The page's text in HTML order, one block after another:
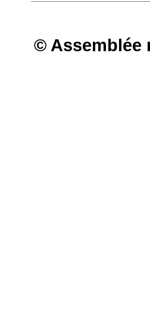
© Assemblée